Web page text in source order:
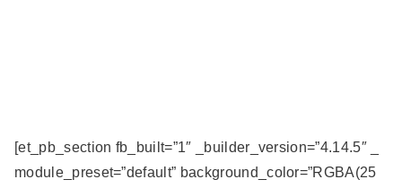
[et_pb_section fb_built=”1″ _builder_version=”4.14.5″ _
module_preset=”default” background_color=”RGBA(25